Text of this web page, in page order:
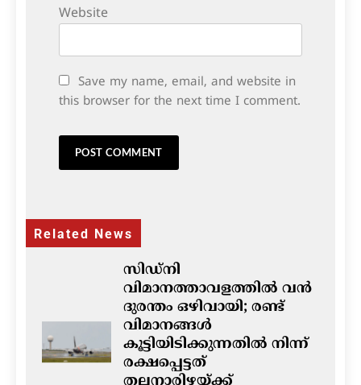
Website
Save my name, email, and website in
this browser for the next time I comment.
Related News
സിഡ്നി
വിമാനത്താവളത്തിൽ വൻ
ദുരന്തം ഒഴിവായി; രണ്ട്
വിമാനങ്ങൾ
കൂട്ടിയിടിക്കുന്നതിൽ നിന്ന്
രക്ഷപ്പെട്ടത്